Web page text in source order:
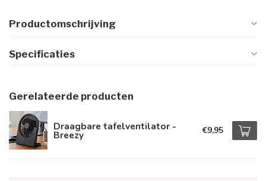
Productomschrijving
Specificaties
Gerelateerde producten
Draagbare tafelventilator -
Breezy €9,95